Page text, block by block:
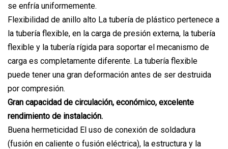
se enfría uniformemente.
Flexibilidad de anillo alto La tubería de plástico pertenece a
la tubería flexible, en la carga de presión externa, la tubería
flexible y la tubería rígida para soportar el mecanismo de
carga es completamente diferente. La tubería flexible
puede tener una gran deformación antes de ser destruida
por compresión.
Gran capacidad de circulación, económico, excelente
rendimiento de instalación.
Buena hermeticidad El uso de conexión de soldadura
(fusión en caliente o fusión eléctrica), la estructura y la